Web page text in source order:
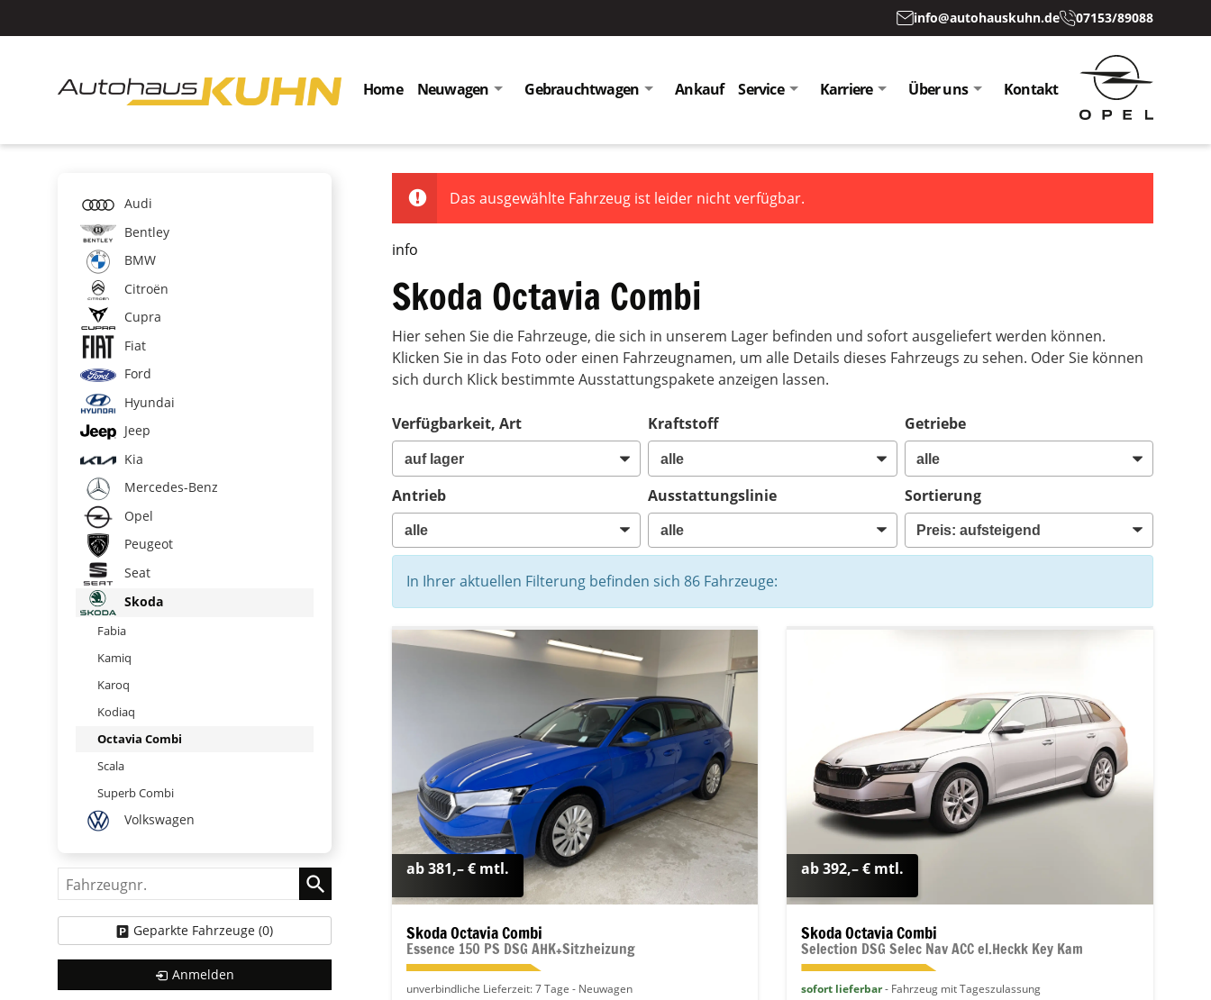
info@autohauskuhn.de 07153/89088
Home Neuwagen Gebrauchtwagen Ankauf Service Karriere Über uns Kontakt
Das ausgewählte Fahrzeug ist leider nicht verfügbar.
info
Skoda Octavia Combi
Hier sehen Sie die Fahrzeuge, die sich in unserem Lager befinden und sofort ausgeliefert werden können.
Klicken Sie in das Foto oder einen Fahrzeugnamen, um alle Details dieses Fahrzeugs zu sehen. Oder Sie können
sich durch Klick bestimmte Ausstattungspakete anzeigen lassen.
Verfügbarkeit, Art Kraftstoff Getriebe
Antrieb Ausstattungslinie Sortierung
In Ihrer aktuellen Filterung befinden sich 86Fahrzeuge:
ab 381,– € mtl.
Skoda Octavia Combi
Essence 150 PS DSG AHK+Sitzheizung
unverbindliche Lieferzeit:7 Tage Neuwagen
ab 392,– € mtl.
Skoda Octavia Combi
Selection DSG Selec Nav ACC el.Heckk Key Kam
sofort lieferbar Fahrzeug mit Tageszulassung
Audi
Bentley
BMW
Citroën
Cupra
Fiat
Ford
Hyundai
Jeep
Kia
Mercedes-Benz
Opel
Peugeot
Seat
Skoda
Fabia
Kamiq
Karoq
Kodiaq
Octavia Combi
Scala
Superb Combi
Volkswagen
Fahrzeugnr.
Geparkte Fahrzeuge (0)
Anmelden